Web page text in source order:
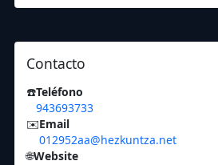
Contacto
☎️Teléfono
943693733
✉️Email
012952aa@hezkuntza.net
🌐Website